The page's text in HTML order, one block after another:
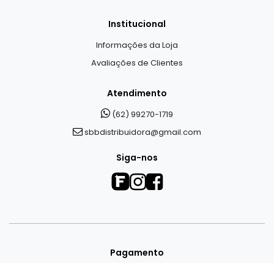
Institucional
Informações da Loja
Avaliações de Clientes
Atendimento
(62) 99270-1719
sbbdistribuidora@gmail.com
Siga-nos
Pagamento